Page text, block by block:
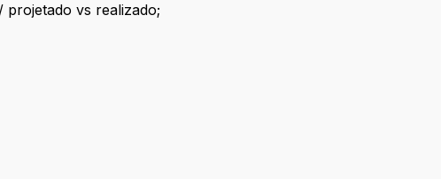
vs realizado;